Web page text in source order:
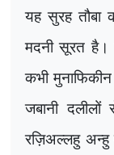
यह सुरह तौबा
मदनी सूरत
कभी
जबानी
रज़िअल्लहु